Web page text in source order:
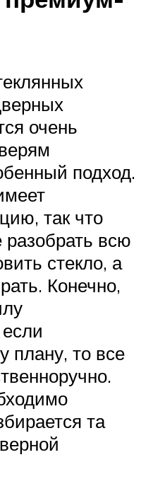
очень
подход.
так что
разобрать всю
стекло, а
Конечно,
плану, то все
та